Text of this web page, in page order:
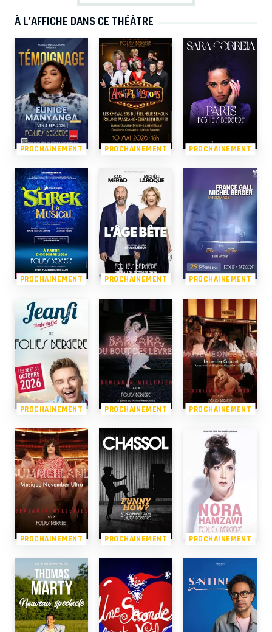
À L’AFFICHE DANS CE THÉÂTRE
PROCHAINEMENT PROCHAINEMENT PROCHAINEMENT
PROCHAINEMENT PROCHAINEMENT PROCHAINEMENT
PROCHAINEMENT PROCHAINEMENT PROCHAINEMENT
PROCHAINEMENT PROCHAINEMENT PROCHAINEMENT